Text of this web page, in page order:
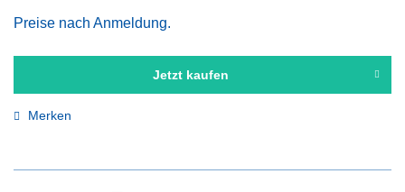
Preise nach Anmeldung.
Jetzt kaufen
Merken